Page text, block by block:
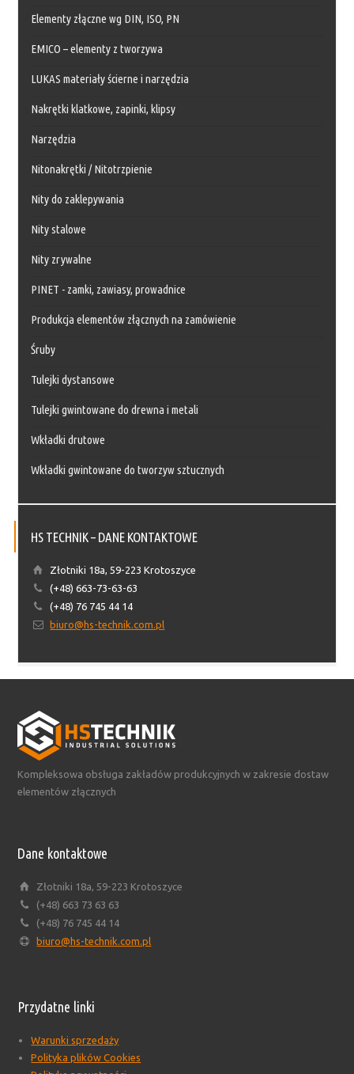
Elementy złączne wg DIN, ISO, PN
EMICO – elementy z tworzywa
LUKAS materiały ścierne i narzędzia
Nakrętki klatkowe, zapinki, klipsy
Narzędzia
Nitonakrętki / Nitotrzpienie
Nity do zaklepywania
Nity stalowe
Nity zrywalne
PINET - zamki, zawiasy, prowadnice
Produkcja elementów złącznych na zamówienie
Śruby
Tulejki dystansowe
Tulejki gwintowane do drewna i metali
Wkładki drutowe
Wkładki gwintowane do tworzyw sztucznych
HS TECHNIK – DANE KONTAKTOWE
Złotniki 18a, 59-223 Krotoszyce
(+48) 663-73-63-63
(+48) 76 745 44 14
biuro@hs-technik.com.pl
Kompleksowa obsługa zakładów produkcyjnych w zakresie dostaw
elementów złącznych
Dane kontaktowe
Złotniki 18a, 59-223 Krotoszyce
(+48) 663 73 63 63
(+48) 76 745 44 14
biuro@hs-technik.com.pl
Przydatne linki
Warunki sprzedaży
Polityka plików Cookies